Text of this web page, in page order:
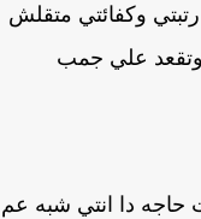
وكفائتي متقلش
علي جمب
دا انتي شبه عم